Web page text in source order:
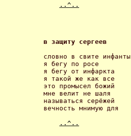
..^..
в защиту сергеев
словно в свите инфанты
я бегу по росе
я бегу от инфаркта
я такой же как все
это промысел божий
мне велит не шаля
называться серёжей
вечность мнимую для
..^..